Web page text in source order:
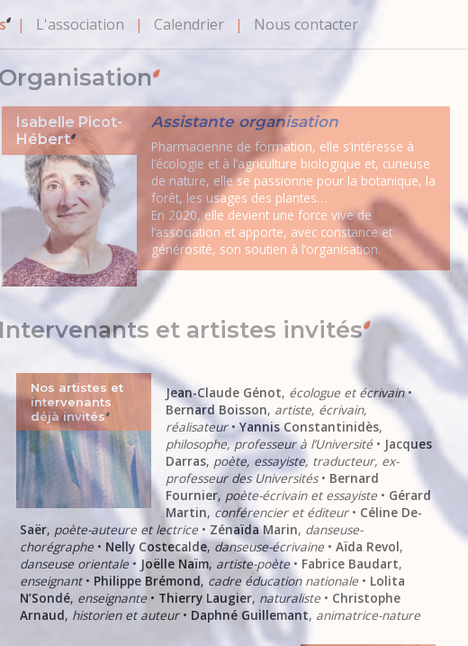
L'association Calendrier Nous contacter
Organisation
Isabelle Picot-
Hébert
Assistante organisation
Pharmacienne de formation, elle s’intéresse à
l’écologie et à l’agriculture biologique et, curieuse
de nature, elle se passionne pour la botanique, la
forêt, les usages des plantes…
En 2020, elle devient une force vive de
l’association et apporte, avec constance et
générosité, son soutien à l’organisation.
Intervenants et artistes invités
Nos artistes et
intervenants
déjà invités
Jean-Claude Génot, écologue et écrivain•
Bernard Boisson, artiste, écrivain,
réalisateur•Yannis Constantinidès,
philosophe, professeur à l’Université • Jacques
Darras, poète, essayiste, traducteur, ex-
professeur des Universités• Bernard
Fournier, poète-écrivain et essayiste • Gérard
Martin, conférencier et éditeur• Céline De-
Saër, poète-auteure et lectrice• Zénaïda Marin, danseuse-
chorégraphe• Nelly Costecalde, danseuse-écrivaine• Aïda Revol,
danseuse orientale• Joëlle Naïm, artiste-poète• Fabrice Baudart,
enseignant• Philippe Brémond, cadre éducation nationale• Lolita
N’Sondé, enseignante• Thierry Laugier, naturaliste• Christophe
Arnaud, historien et auteur• Daphné Guillemant, animatrice-nature